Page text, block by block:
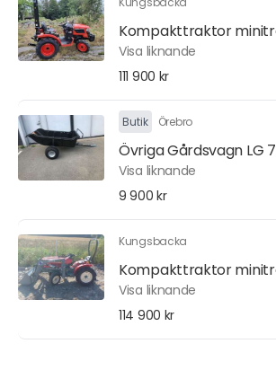
Kompakttraktor
Visa liknande
111 900 kr
Butik Örebro
Övriga Gårdsvagn LG
Visa liknande
9 900 kr
Kungsbacka
Kompakttraktor
Visa liknande
114 900 kr